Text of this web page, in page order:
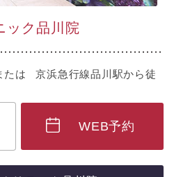
ック品川院
は 京浜急行線品川駅から徒
WEB予約